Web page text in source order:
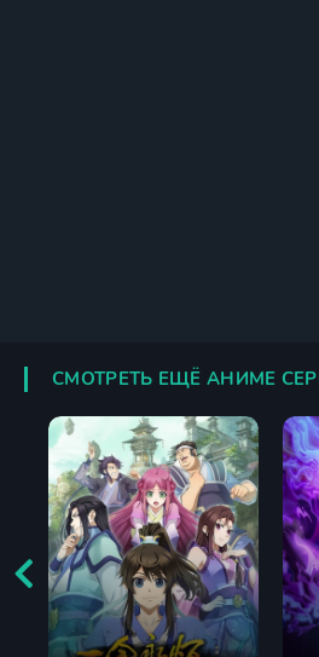
СМОТРЕТЬ ЕЩЁ АНИМЕ